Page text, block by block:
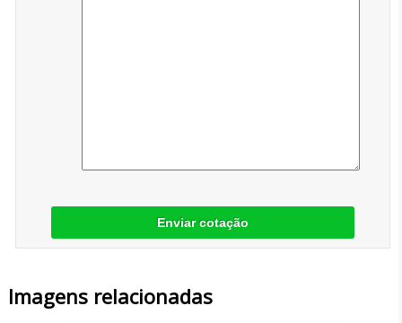
Enviar cotação
Imagens relacionadas